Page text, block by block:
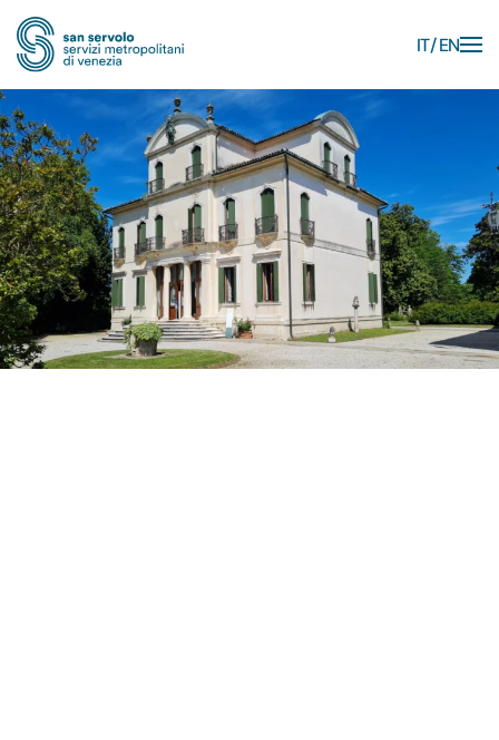
Skip to main content
IT EN